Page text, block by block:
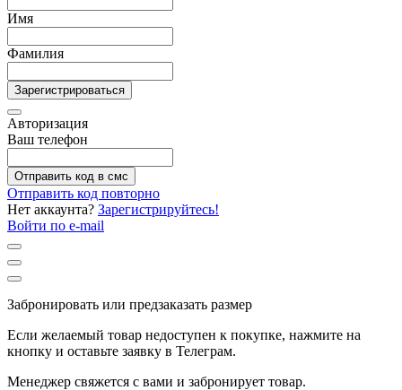
Имя
Фамилия
Зарегистрироваться
Авторизация
Ваш телефон
Отправить код в смс
Отправить код повторно
Нет аккаунта? Зарегистрируйтесь!
Войти по e-mail
Забронировать или предзаказать размер
Если желаемый товар недоступен к покупке, нажмите на
кнопку и оставьте заявку в Телеграм.
Менеджер свяжется с вами и забронирует товар.